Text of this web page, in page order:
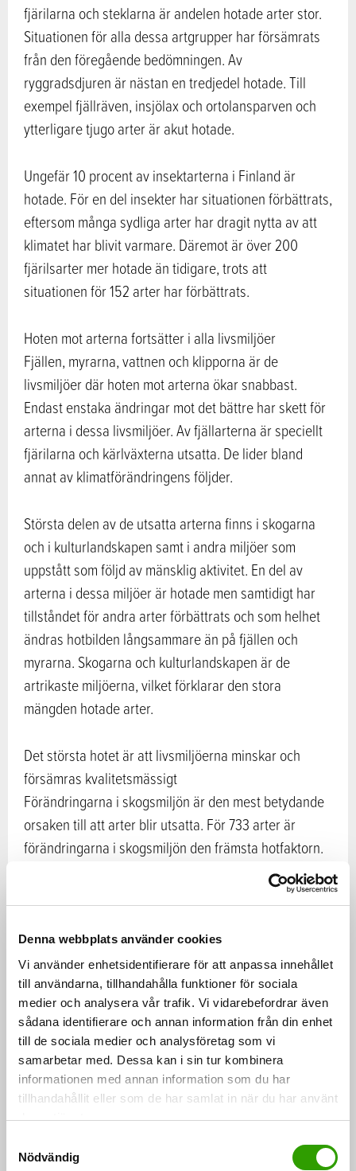
Denna webbplats använder cookies
Vi använder enhetsidentifierare för att anpassa innehållet
till användarna, tillhandahålla funktioner för sociala
medier och analysera vår trafik. Vi vidarebefordrar även
sådana identifierare och annan information från din enhet
till de sociala medier och analysföretag som vi
samarbetar med. Dessa kan i sin tur kombinera
informationen med annan information som du har
tillhandahållit eller som de har samlat in när du har använt
deras tjänster.
Nödvändig
fjärilarna och steklarna är andelen hotade arter stor.
Situationen för alla dessa artgrupper har försämrats
från den föregående bedömningen. Av
ryggradsdjuren är nästan en tredjedel hotade. Till
exempel fjällräven, insjölax och ortolansparven och
ytterligare tjugo arter är akut hotade.
Ungefär 10 procent av insektarterna i Finland är
hotade. För en del insekter har situationen förbättrats,
eftersom många sydliga arter har dragit nytta av att
klimatet har blivit varmare. Däremot är över 200
fjärilsarter mer hotade än tidigare, trots att
situationen för 152 arter har förbättrats.
Hoten mot arterna fortsätter i alla livsmiljöer
Fjällen, myrarna, vattnen och klipporna är de
livsmiljöer där hoten mot arterna ökar snabbast.
Endast enstaka ändringar mot det bättre har skett för
arterna i dessa livsmiljöer. Av fjällarterna är speciellt
fjärilarna och kärlväxterna utsatta. De lider bland
annat av klimatförändringens följder.
Största delen av de utsatta arterna finns i skogarna
och i kulturlandskapen samt i andra miljöer som
uppstått som följd av mänsklig aktivitet. En del av
arterna i dessa miljöer är hotade men samtidigt har
tillståndet för andra arter förbättrats och som helhet
ändras hotbilden långsammare än på fjällen och
myrarna. Skogarna och kulturlandskapen är de
artrikaste miljöerna, vilket förklarar den stora
mängden hotade arter.
Det största hotet är att livsmiljöerna minskar och
försämras kvalitetsmässigt
Förändringarna i skogsmiljön är den mest betydande
orsaken till att arter blir utsatta. För 733 arter är
förändringarna i skogsmiljön den främsta hotfaktorn.
skogsförnyelse och skötselåtgärder samt bristen på
Den näst vanligaste orsaken till att arter blir utsatta är
att livsmiljöerna växer igen. För 639 arter är
igenväxning den främsta hotfaktorn.
Klimatförändringen inverkar speciellt på att fjällarter
hotas.
Konkreta åtgärder finns för att förbättra arternas
situation
Mycket kan göras för att minska hoten mot arterna. I